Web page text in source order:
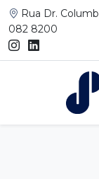
Rua Dr.
082 8200